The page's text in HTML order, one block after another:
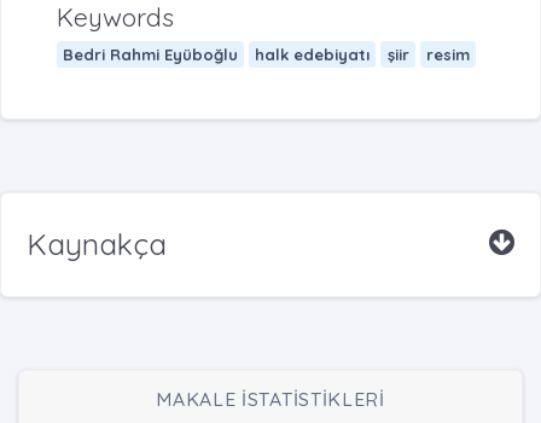
Keywords
Bedri Rahmi Eyüboğlu halk edebiyatı şiir resim
Kaynakça
MAKALE İSTATİSTİKLERİ